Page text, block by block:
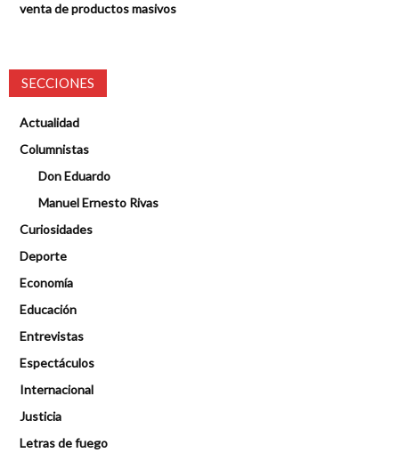
venta de productos masivos
SECCIONES
Actualidad
Columnistas
Don Eduardo
Manuel Ernesto Rivas
Curiosidades
Deporte
Economía
Educación
Entrevistas
Espectáculos
Internacional
Justicia
Letras de fuego